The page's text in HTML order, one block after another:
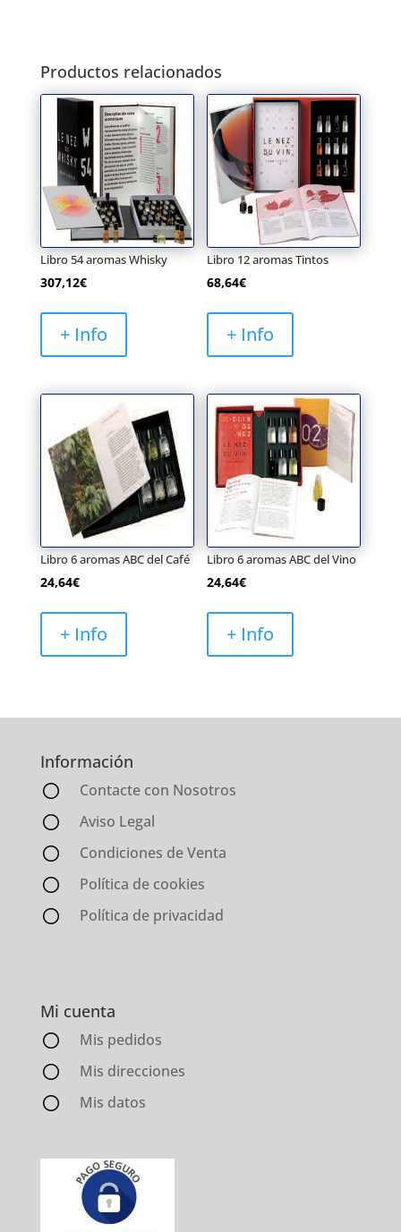
Productos relacionados
Libro 54 aromas Whisky
307,12€
+ Info
Libro 12 aromas Tintos
68,64€
+ Info
Libro 6 aromas ABC del Café
24,64€
+ Info
Libro 6 aromas ABC del Vino
24,64€
+ Info
Información
Contacte con Nosotros
Aviso Legal
Condiciones de Venta
Política de cookies
Política de privacidad
Mi cuenta
Mis pedidos
Mis direcciones
Mis datos